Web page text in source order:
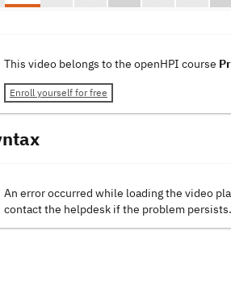
This video belongs to the openHPI course
Enroll yourself for free
An error occurred while loading the video
contact the helpdesk if the problem persists.